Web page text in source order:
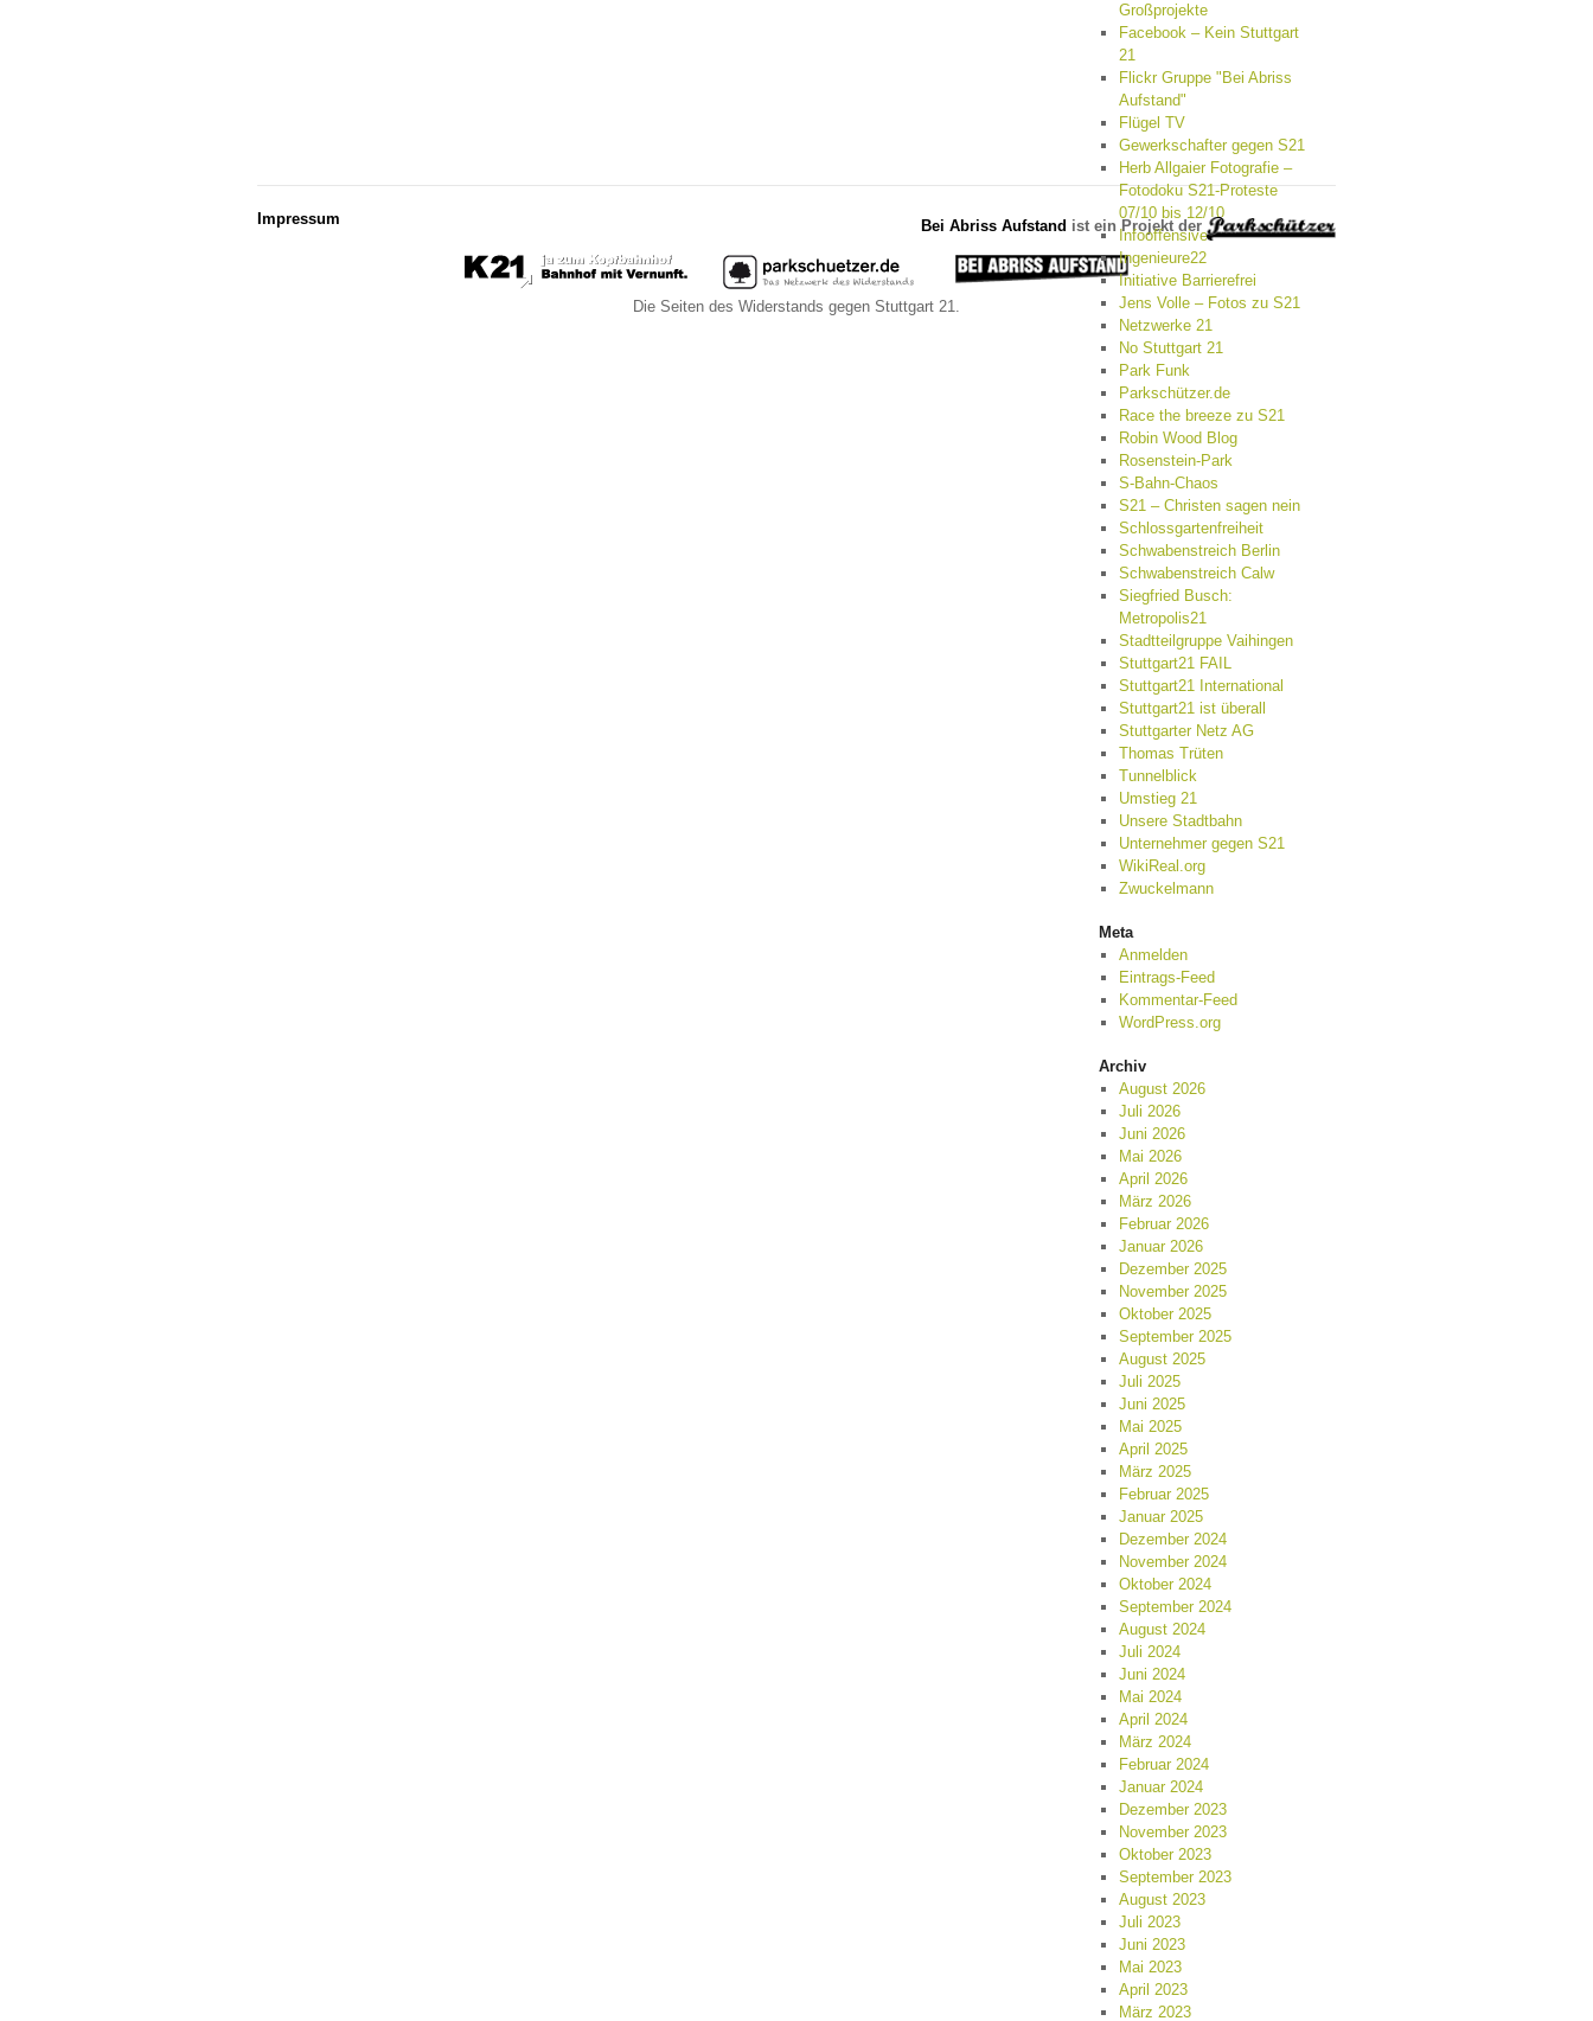
Großprojekte
Facebook – Kein Stuttgart
21
Flickr Gruppe "Bei Abriss
Aufstand"
Flügel TV
Gewerkschafter gegen S21
Herb Allgaier Fotografie –
Fotodoku S21-Proteste
07/10 bis 12/10
Infooffensive
Ingenieure22
Initiative Barrierefrei
Jens Volle – Fotos zu S21
Netzwerke 21
No Stuttgart 21
Park Funk
Parkschützer.de
Race the breeze zu S21
Robin Wood Blog
Rosenstein-Park
S-Bahn-Chaos
S21 – Christen sagen nein
Schlossgartenfreiheit
Schwabenstreich Berlin
Schwabenstreich Calw
Siegfried Busch:
Metropolis21
Stadtteilgruppe Vaihingen
Stuttgart21 FAIL
Stuttgart21 International
Stuttgart21 ist überall
Stuttgarter Netz AG
Thomas Trüten
Tunnelblick
Umstieg 21
Unsere Stadtbahn
Unternehmer gegen S21
WikiReal.org
Zwuckelmann
Meta
Anmelden
Eintrags-Feed
Kommentar-Feed
WordPress.org
Archiv
August 2026
Juli 2026
Juni 2026
Mai 2026
April 2026
März 2026
Februar 2026
Januar 2026
Dezember 2025
November 2025
Oktober 2025
September 2025
August 2025
Juli 2025
Juni 2025
Mai 2025
April 2025
März 2025
Februar 2025
Januar 2025
Dezember 2024
November 2024
Oktober 2024
September 2024
August 2024
Juli 2024
Juni 2024
Mai 2024
April 2024
März 2024
Februar 2024
Januar 2024
Dezember 2023
November 2023
Oktober 2023
September 2023
August 2023
Juli 2023
Juni 2023
Mai 2023
April 2023
März 2023
Bei Abriss Aufstand ist ein Projekt der
Impressum
Die Seiten des Widerstands gegen Stuttgart 21.